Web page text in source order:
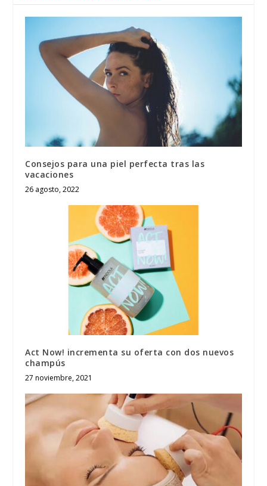
Consejos para una piel perfecta tras las
vacaciones
26 agosto, 2022
Act Now! incrementa su oferta con dos nuevos
champús
27 noviembre, 2021